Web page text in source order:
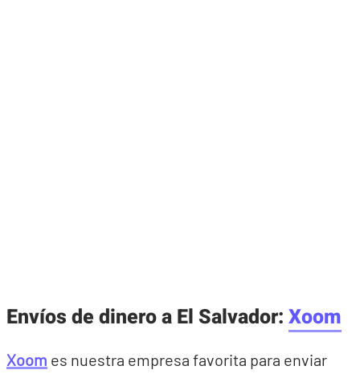
Envíos de dinero a El Salvador:Xoom
Xoom es nuestra empresa favorita para enviar